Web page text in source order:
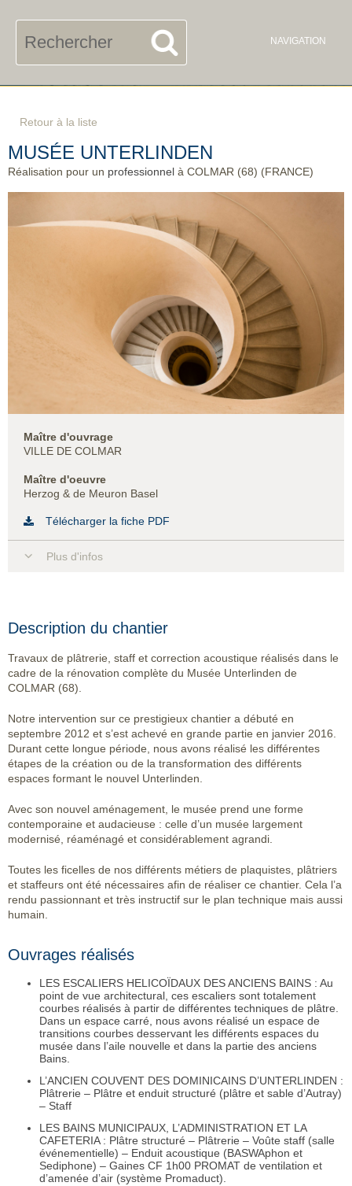
Rechercher NAVIGATION
Retour à la liste
MUSÉE UNTERLINDEN
Réalisation pour un professionnel à COLMAR (68) (FRANCE)
Maître d'ouvrage
VILLE DE COLMAR
Maître d'oeuvre
Herzog & de Meuron Basel
Télécharger la fiche PDF
Plus d'infos
Description du chantier
Travaux de plâtrerie, staff et correction acoustique réalisés dans le
cadre de la rénovation complète du Musée Unterlinden de
COLMAR (68).
Notre intervention sur ce prestigieux chantier a débuté en
septembre 2012 et s’est achevé en grande partie en janvier 2016.
Durant cette longue période, nous avons réalisé les différentes
étapes de la création ou de la transformation des différents
espaces formant le nouvel Unterlinden.
Avec son nouvel aménagement, le musée prend une forme
contemporaine et audacieuse : celle d’un musée largement
modernisé, réaménagé et considérablement agrandi.
Toutes les ficelles de nos différents métiers de plaquistes, plâtriers
et staffeurs ont été nécessaires afin de réaliser ce chantier. Cela l’a
rendu passionnant et très instructif sur le plan technique mais aussi
humain.
Ouvrages réalisés
LES ESCALIERS HELICOÏDAUX DES ANCIENS BAINS : Au
point de vue architectural, ces escaliers sont totalement
courbes réalisés à partir de différentes techniques de plâtre.
Dans un espace carré, nous avons réalisé un espace de
transitions courbes desservant les différents espaces du
musée dans l’aile nouvelle et dans la partie des anciens
Bains.
L’ANCIEN COUVENT DES DOMINICAINS D’UNTERLINDEN :
Plâtrerie – Plâtre et enduit structuré (plâtre et sable d’Autray)
– Staff
LES BAINS MUNICIPAUX, L’ADMINISTRATION ET LA
CAFETERIA : Plâtre structuré – Plâtrerie – Voûte staff (salle
événementielle) – Enduit acoustique (BASWAphon et
Sediphone) – Gaines CF 1h00 PROMAT de ventilation et
d’amenée d’air (système Promaduct).